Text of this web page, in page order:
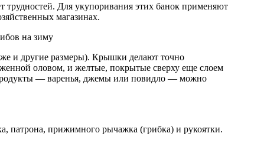
трудностей. Для укупоривания этих банок применяют
магазинах.
и другие размеры). Крышки делают точно
оловом, и желтые, покрытые сверху еще слоем
— варенья, джемы или повидло — можно
патрона, прижимного рычажка (грибка) и рукоятки.